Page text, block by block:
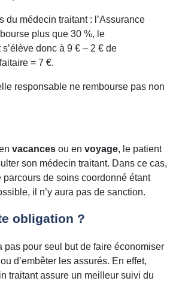
du médecin traitant : l’Assurance
plus que 30 %, le
donc à 9 € – 2 € de
= 7 €.
responsable ne rembourse pas non
vacances ou en voyage, le patient
son médecin traitant. Dans ce cas,
de soins coordonné étant
il n’y aura pas de sanction.
obligation ?
pas pour seul but de faire économiser
d’embêter les assurés. En effet,
traitant assure un meilleur suivi du